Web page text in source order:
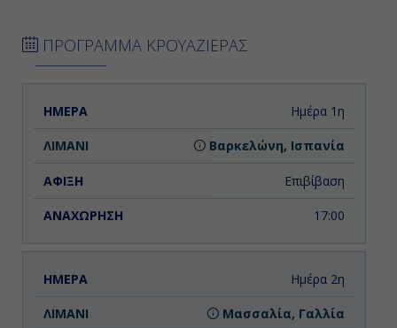
ΠΡΟΓΡΑΜΜΑ ΚΡΟΥΑΖΙΕΡΑΣ
ΗΜΕΡΑ ΑΝΑΧΩΡΗΣΗ
Ημέρα 1η
Βαρκελώνη, Ισπανία
Επιβίβαση
17:00
Ημέρα 2η
Μασσαλία, Γαλλία